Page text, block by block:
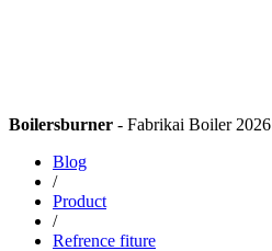
Boilersburner - Fabrikai Boiler 2026
Blog
/
Product
/
Refrence fiture